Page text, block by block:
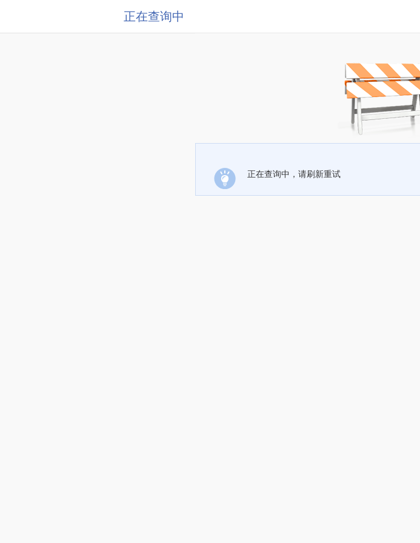
正在查询中
正在查询中，请刷新重试